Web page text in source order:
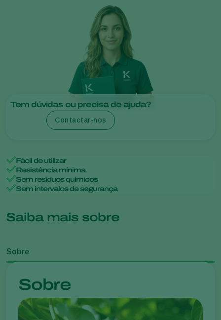
Tem dúvidas ou precisa de ajuda?
Contactar-nos
Fácil de utilizar
Resistência mínima
Sem resíduos químicos
Sem intervalos de segurança
Saiba mais sobre
Sobre
Sobre